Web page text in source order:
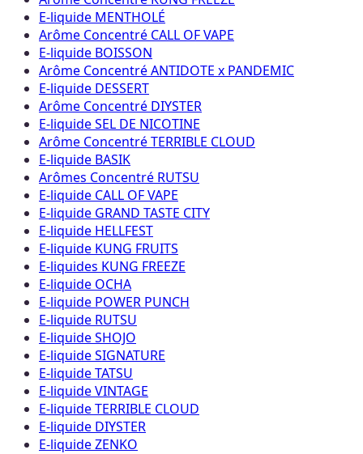
E-liquide MENTHOLÉ
Arôme Concentré CALL OF VAPE
E-liquide BOISSON
Arôme Concentré ANTIDOTE x PANDEMIC
E-liquide DESSERT
Arôme Concentré DIYSTER
E-liquide SEL DE NICOTINE
Arôme Concentré TERRIBLE CLOUD
E-liquide BASIK
Arômes Concentré RUTSU
E-liquide CALL OF VAPE
E-liquide GRAND TASTE CITY
E-liquide HELLFEST
E-liquide KUNG FRUITS
E-liquides KUNG FREEZE
E-liquide OCHA
E-liquide POWER PUNCH
E-liquide RUTSU
E-liquide SHOJO
E-liquide SIGNATURE
E-liquide TATSU
E-liquide VINTAGE
E-liquide TERRIBLE CLOUD
E-liquide DIYSTER
E-liquide ZENKO